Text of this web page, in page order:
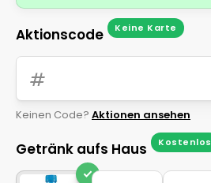
Aktionscode Keine Karte
tag
Keinen Code? Aktionen ansehen
Getränk aufs Haus Kostenlos
check